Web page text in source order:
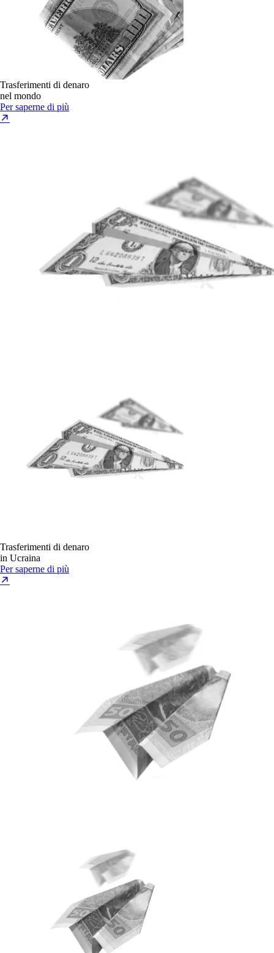
Trasferimenti di denaro
nel mondo
Per saperne di più
Trasferimenti di denaro
in Ucraina
Per saperne di più